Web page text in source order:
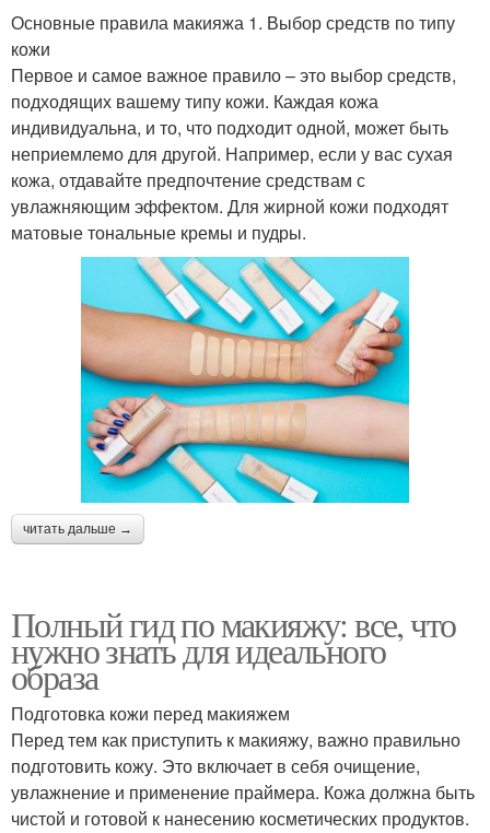
Основные правила макияжа 1. Выбор средств по типу
кожи
Первое и самое важное правило – это выбор средств,
подходящих вашему типу кожи. Каждая кожа
индивидуальна, и то, что подходит одной, может быть
неприемлемо для другой. Например, если у вас сухая
кожа, отдавайте предпочтение средствам с
увлажняющим эффектом. Для жирной кожи подходят
матовые тональные кремы и пудры.
читать дальше →
Полный гид по макияжу: все, что
нужно знать для идеального
образа
Подготовка кожи перед макияжем
Перед тем как приступить к макияжу, важно правильно
подготовить кожу. Это включает в себя очищение,
увлажнение и применение праймера. Кожа должна быть
чистой и готовой к нанесению косметических продуктов.